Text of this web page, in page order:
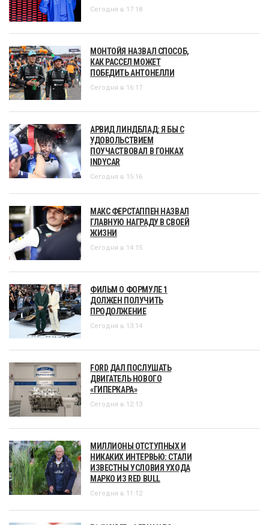
Сегодня в 17:18
МОНТОЙЯ НАЗВАЛ СПОСОБ,
КАК РАССЕЛ МОЖЕТ
ПОБЕДИТЬ АНТОНЕЛЛИ
Сегодня в 16:17
АРВИД ЛИНДБЛАД: Я БЫ С
УДОВОЛЬСТВИЕМ
ПОУЧАСТВОВАЛ В ГОНКАХ
INDYCAR
Сегодня в 15:16
МАКС ФЕРСТАППЕН НАЗВАЛ
ГЛАВНУЮ НАГРАДУ В СВОЕЙ
ЖИЗНИ
Сегодня в 14:15
ФИЛЬМ О ФОРМУЛЕ 1
ДОЛЖЕН ПОЛУЧИТЬ
ПРОДОЛЖЕНИЕ
Сегодня в 13:14
FORD ДАЛ ПОСЛУШАТЬ
ДВИГАТЕЛЬ НОВОГО
«ГИПЕРКАРА»
Сегодня в 12:13
МИЛЛИОНЫ ОТСТУПНЫХ И
НИКАКИХ ИНТЕРВЬЮ: СТАЛИ
ИЗВЕСТНЫ УСЛОВИЯ УХОДА
МАРКО ИЗ RED BULL
Сегодня в 11:12